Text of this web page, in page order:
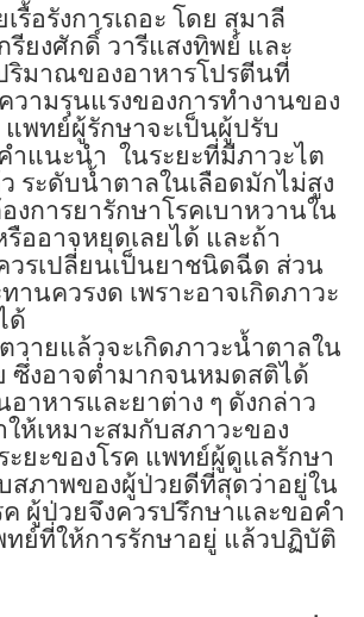
รื้อรังการเถอะ โดย สุมาลี
ยงศักดิ์ วารีแสงทิพย์ และ
มาณของอาหารโปรตีนที่
วามรุนแรงของการทำงานของ
พทย์ผู้รักษาจะเป็นผู้ปรับ
ำแนะนำ ในระยะที่มีภาวะไต
ระดับน้ำตาลในเลือดมักไม่สูง
การยารักษาโรคเบาหวานใน
ออาจหยุดเลยได้ และถ้า
วรเปลี่ยนเป็นยาชนิดฉีด ส่วน
านควรงด เพราะอาจเกิดภาวะ
ด้
วายแล้วจะเกิดภาวะน้ำตาลใน
ซึ่งอาจต่ำมากจนหมดสติได้
อาหารและยาต่าง ๆ ดังกล่าว
ห้เหมาะสมกับสภาวะของ
ะยะของโรค แพทย์ผู้ดูแลรักษา
สภาพของผู้ป่วยดีที่สุดว่าอยู่ใน
ค ผู้ป่วยจึงควรปรึกษาและขอคำ
ย์ที่ให้การรักษาอยู่ แล้วปฏิบัติ